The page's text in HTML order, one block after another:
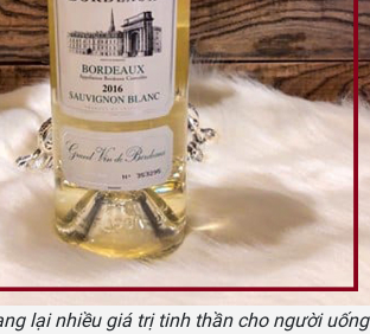
lại nhiều giá trị tinh thần cho người uống